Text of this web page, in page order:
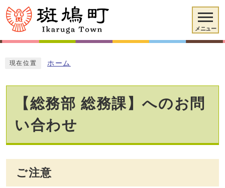
メニュー
現在位置 ホーム
【総務部 総務課】へのお問
い合わせ
ご注意